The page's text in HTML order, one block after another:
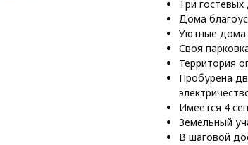
Три
Дома
Уютные дома
Своя
Территория
Пробурена
Имеется 4
Земельный
В шаговой